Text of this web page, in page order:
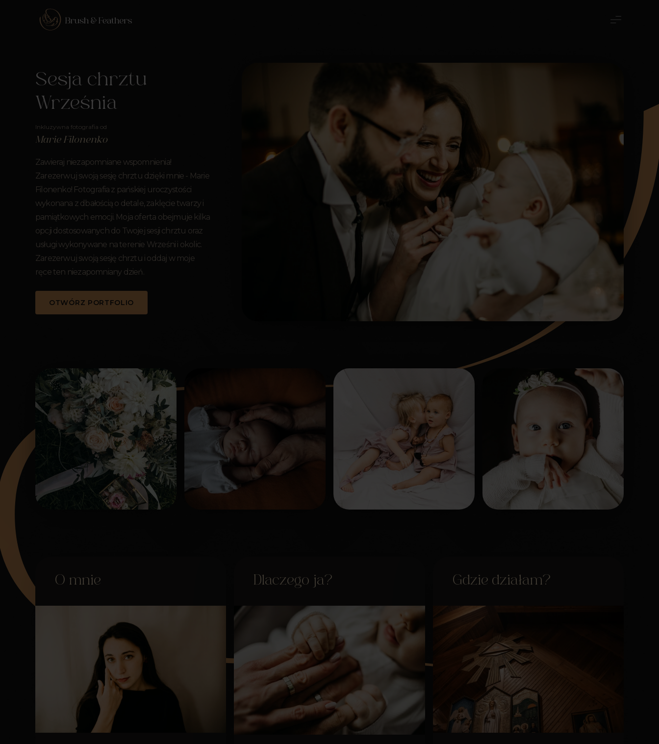
Sesja chrztu
Września
Inkluzywna fotografia od
Marie Filonenko
Zawieraj niezapomniane wspomnienia!
Zarezerwuj swoją sesję chrztu dzięki mnie - Marie
Filonenko! Fotografia z pańskiej uroczystości
wykonana z dbałością o detale, zaklęcie twarzy i
pamiątkowych emocji. Moja oferta obejmuje kilka
opcji dostosowanych do Twojej sesji chrztu oraz
usługi wykonywane na terenie Wrześni i okolic.
Zarezerwuj swoją sesję chrztu i oddaj w moje
ręce ten niezapomniany dzień.
OTWÓRZ PORTFOLIO
O mnie Dlaczego ja? Gdzie działam?